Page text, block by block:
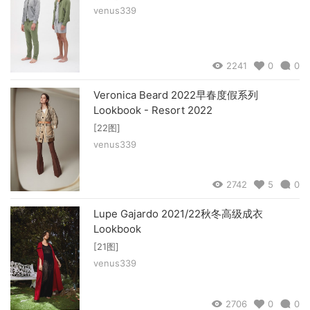
venus339
2241 0 0
Veronica Beard 2022早春度假系列
Lookbook - Resort 2022
[22图]
venus339
2742 5 0
Lupe Gajardo 2021/22秋冬高级成衣
Lookbook
[21图]
venus339
2706 0 0